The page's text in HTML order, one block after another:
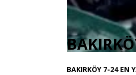
BAKIRKÖY 7-24 EN